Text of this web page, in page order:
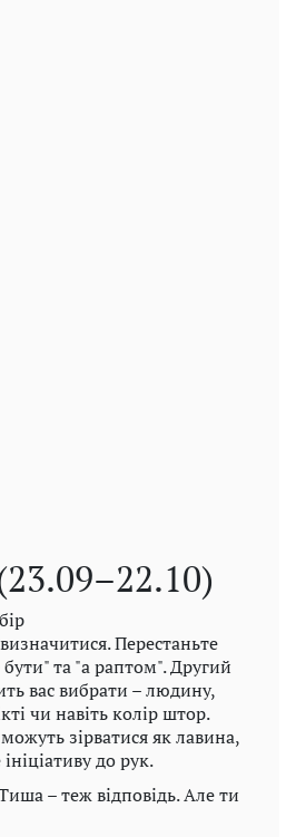
Перестаньте
та "а раптом". Другий
вас вибрати – людину,
чи навіть колір штор.
зірватися як лавина,
до рук.
– теж відповідь. Але ти